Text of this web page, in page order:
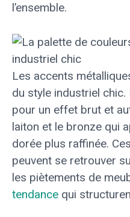
l’ensemble.
Les accents
du style industriel
pour un effet brut et
laiton et le bronze qui
dorée plus raffinée.
peuvent se retrouver
les piètements de
tendance qui